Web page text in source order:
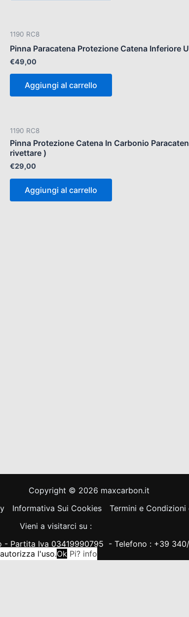
1190 RC8
Pinna Paracatena Protezione Catena Inferiore
€49,00
Aggiungi al carrello
1190 RC8
Pinna Protezione Catena In Carbonio
rivettare )
€29,00
Aggiungi al carrello
Copyright © 2026 maxcarbon.it
Informativa Sui Cookies
Termini e Condizioni
Vieni a visitarci su :
- Partita Iva 03419990795 - Telefono : +39
l'uso.Ok Pi? info